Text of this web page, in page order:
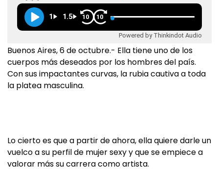
1 1.5 10 10
Powered by Thinkindot Audio
Buenos Aires, 6 de octubre.- Ella tiene uno de los
cuerpos más deseados por los hombres del país.
Con sus impactantes curvas, la rubia cautiva a toda
la platea masculina.
Lo cierto es que a partir de ahora, ella quiere darle un
vuelco a su perfil de mujer sexy y que se empiece a
valorar más su carrera como artista.